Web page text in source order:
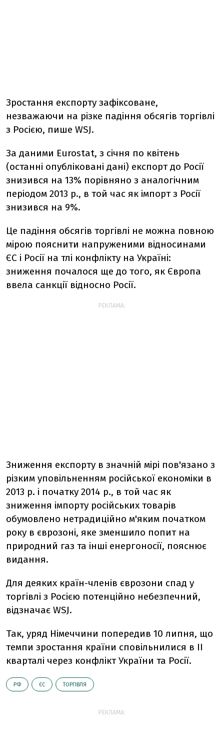
Зростання експорту зафіксоване,
незважаючи на різке падіння обсягів торгівлі
з Росією, пише WSJ.
За даними Eurostat, з січня по квітень
(останні опубліковані дані) експорт до Росії
знизився на 13% порівняно з аналогічним
періодом 2013 р., в той час як імпорт з Росії
знизився на 9%.
Це падіння обсягів торгівлі не можна повною
мірою пояснити напруженими відносинами
ЄС і Росії на тлі конфлікту на Україні:
зниження почалося ще до того, як Європа
ввела санкції відносно Росії.
РЕКЛАМА:
Зниження експорту в значній мірі пов'язано з
різким уповільненням російської економіки в
2013 р. і початку 2014 р., в той час як
зниження імпорту російських товарів
обумовлено нетрадиційно м'яким початком
року в єврозоні, яке зменшило попит на
природний газ та інші енергоносії, пояснює
видання.
Для деяких країн-членів єврозони спад у
торгівлі з Росією потенційно небезпечний,
відзначає WSJ.
Так, уряд Німеччини попередив 10 липня, що
темпи зростання країни сповільнилися в II
кварталі через конфлікт України та Росії.
РФ ЄС ТОРГІВЛЯ
РЕКЛАМА: